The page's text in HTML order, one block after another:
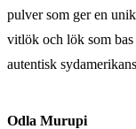
pulver som ger en
vitlök och lök som
autentisk
Odla Murupi